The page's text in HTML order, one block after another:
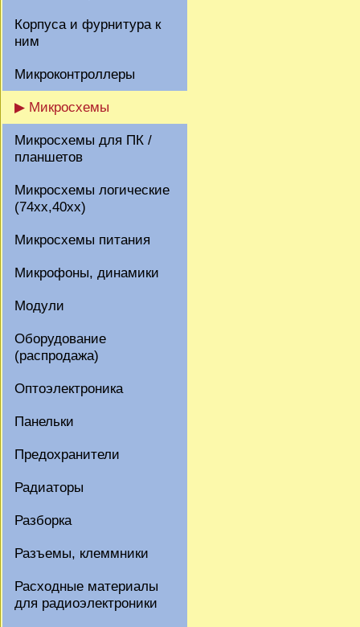
Корпуса и фурнитура к
ним
Микроконтроллеры
▶ Микросхемы
Микросхемы для ПК /
планшетов
Микросхемы логические
(74xx,40xx)
Микросхемы питания
Микрофоны, динамики
Модули
Оборудование
(распродажа)
Оптоэлектроника
Панельки
Предохранители
Радиаторы
Разборка
Разъемы, клеммники
Расходные материалы
для радиоэлектроники